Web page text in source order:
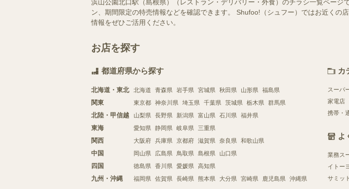
浜山公園北口駅（島根県）（レストラン・デリバリー・外食）のチラシ一覧ペー
ン、期間限定の特売情報などを確認できます。 Shufoo!（シュフー）ではお近くの
情報をぜひご活用ください。
お店を探す
都道府県から探す
北海道・東北 北海道 青森県 岩手県 宮城県 秋田県 山形県 福島県
関東 東京都 神奈川県 埼玉県 千葉県 茨城県 栃木県 群馬県
北陸・甲信越 山梨県 長野県 新潟県 富山県 石川県 福井県
東海 愛知県 静岡県 岐阜県 三重県
関西 大阪府 兵庫県 京都府 滋賀県 奈良県 和歌山県
中国 岡山県 広島県 鳥取県 島根県 山口県
四国 徳島県 香川県 愛媛県 高知県
九州・沖縄 福岡県 佐賀県 長崎県 熊本県 大分県 宮崎県 鹿児島県 沖縄県
カ
スーパ
家電店
携帯・
よ
業務ス
イトー
サミット